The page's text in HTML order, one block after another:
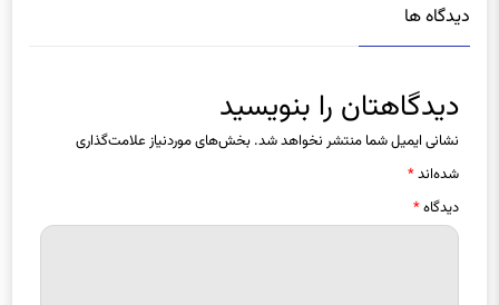
نشانی ایمیل شما منتشر نخواهد شد.بخش‌های موردنیاز علامت‌گذاری
شده‌اند*
دیدگاه*